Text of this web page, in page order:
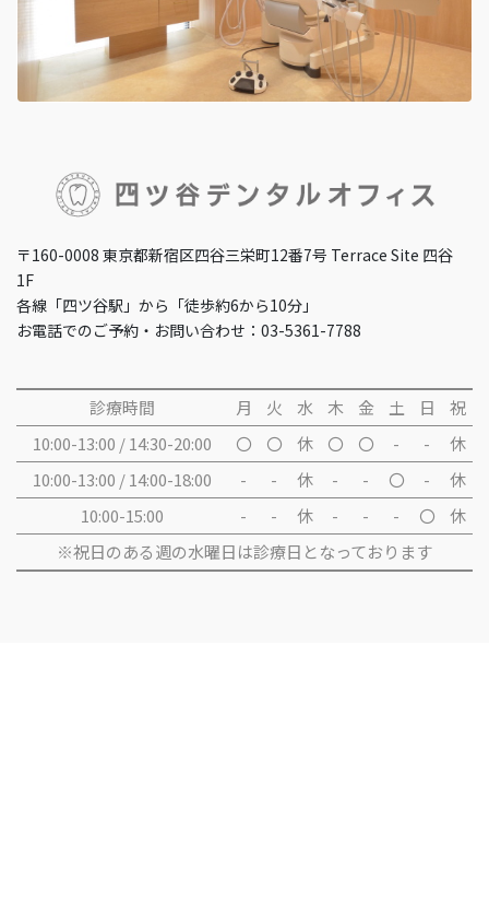
〒160-0008 東京都新宿区四谷三栄町12番7号 Terrace Site 四谷
1F
各線「四ツ谷駅」から「徒歩約6から10分」
お電話でのご予約・お問い合わせ：03-5361-7788
診療時間 月 火 水 木 金 土 日
祝
10:00-13:00 / 14:30-20:00
〇 〇 休 〇 〇 - -
休
10:00-13:00 / 14:00-18:00
- - 休 - - 〇 -
休
10:00-15:00
- - 休 - - - 〇
休
※祝日のある週の水曜日は診療日となっております